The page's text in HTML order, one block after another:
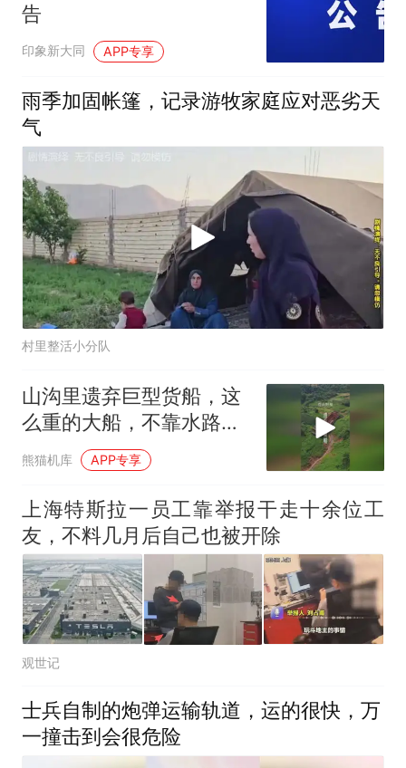
告
印象新大同 APP专享
雨季加固帐篷，记录游牧家庭应对恶劣天
气
村里整活小分队
山沟里遗弃巨型货船，这
么重的大船，不靠水路根
本运输不了，
熊猫机库 APP专享
上海特斯拉一员工靠举报干走十余位工
友，不料几月后自己也被开除
观世记
士兵自制的炮弹运输轨道，运的很快，万
一撞击到会很危险